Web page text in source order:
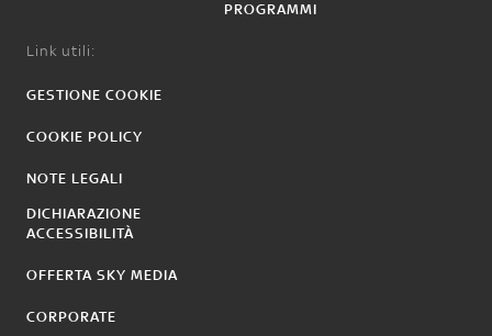
PROGRAMMI
Link utili:
GESTIONE COOKIE
COOKIE POLICY
NOTE LEGALI
DICHIARAZIONE
ACCESSIBILITÀ
OFFERTA SKY MEDIA
CORPORATE